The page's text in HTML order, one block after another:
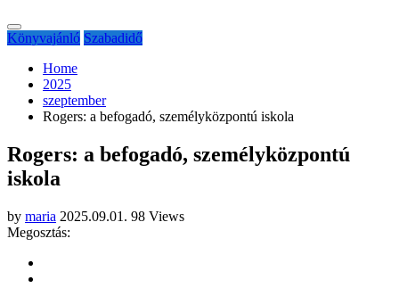
Könyvajánló Szabadidő
Home
2025
szeptember
Rogers: a befogadó, személyközpontú iskola
Rogers: a befogadó, személyközpontú
iskola
by maria 2025.09.01. 98 Views
Megosztás: